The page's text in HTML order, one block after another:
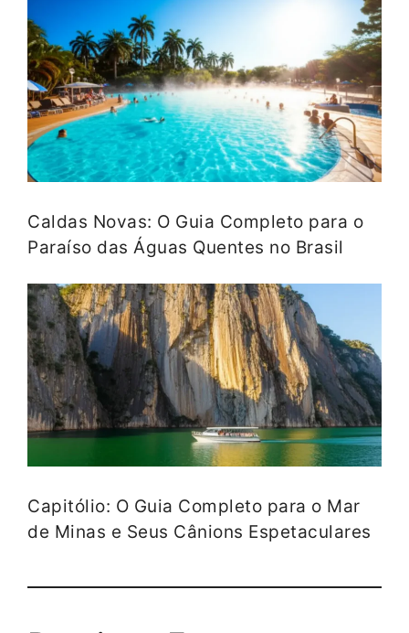
Caldas Novas: O Guia Completo para o
Paraíso das Águas Quentes no Brasil
Capitólio: O Guia Completo para o Mar
de Minas e Seus Cânions Espetaculares